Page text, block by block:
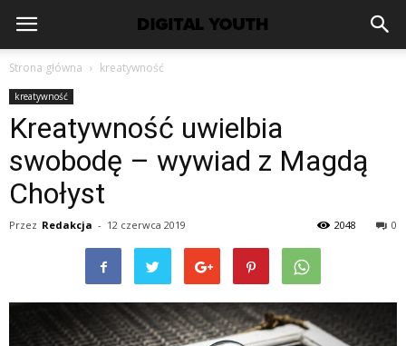
Strona główna kreatywność
kreatywność
Kreatywność uwielbia
swobodę – wywiad z Magdą
Chołyst
Przez Redakcja - 12 czerwca 2019 0
2048